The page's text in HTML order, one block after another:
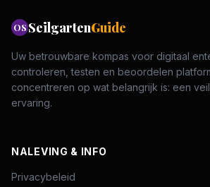
OS SeilgartenGuide
Uw betrouwbare kompas voor digitaal
controleren, testen en beoordelen
concentreren op wat belangrijk is: een
ervaring.
NALEVING & INFO
Privacybeleid